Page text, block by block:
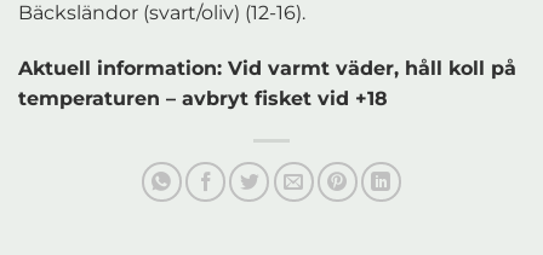
Bäcksländor (svart/oliv) (12-16).
Aktuell information: Vid varmt väder, håll koll på
temperaturen – avbryt fisket vid +18